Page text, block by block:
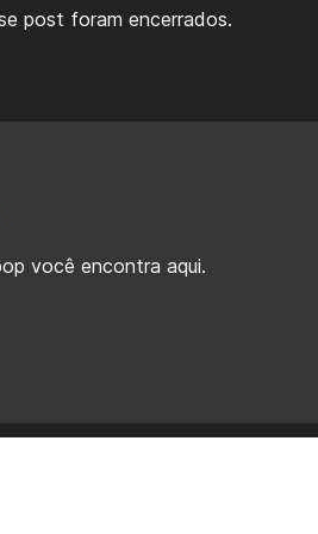
post foram encerrados.
você encontra aqui.